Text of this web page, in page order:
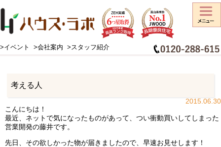
>イベント >会社案内 >スタッフ紹介
HOME > スタッフブログ > お知らせ>考える人
考える人
2015.06.30
こんにちは！
最近、ネットで気になったものがあって、つい衝動買いしてしまった
営業開発の藤井です。
先日、その欲しかった物が届きましたので、早速お見せします！